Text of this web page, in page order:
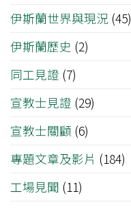
伊斯蘭世界與現況 (45)
伊斯蘭歷史 (2)
同工見證 (7)
宣教士見證 (29)
宣教士關顧 (6)
專題文章及影片 (184)
工場見聞 (11)